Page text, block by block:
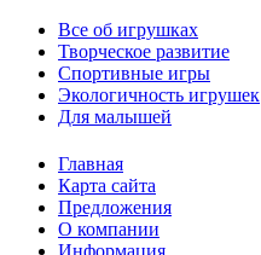
Все об игрушках
Творческое развитие
Спортивные игры
Экологичность игрушек
Для малышей
Главная
Карта сайта
Предложения
О компании